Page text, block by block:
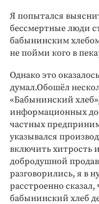
Я попытался
бессмертные люди
бабынинским
не пойми кого в
Однако это
думал.Обошёл
«Бабынинский
информационных
частных
указывался
включить хитрость
добродушной
разговорились, я в
расстроенно
бабынинский хлеб